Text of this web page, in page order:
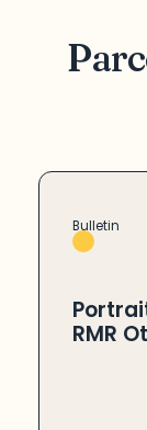
Bulletin
RMR